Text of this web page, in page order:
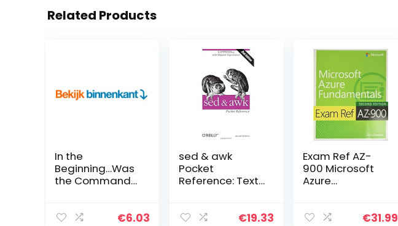
Related Products
In the
Beginning…Was
the Command
€6.03
sed & awk
Pocket
Reference: Text
Expressions €19.33
Exam Ref AZ-
900 Microsoft
Azure
€31.99